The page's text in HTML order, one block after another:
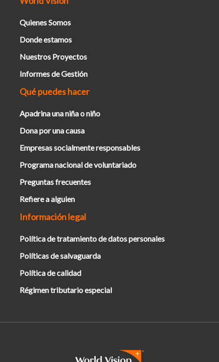
Quienes Somos
Donde estamos
Nuestros Proyectos
Informes de Gestión
Qué puedes hacer
Apadrina una niña o niño
Dona por una causa
Empresas socialmente responsables
Programa nacional de voluntariado
Preguntas frecuentes
Refiere a alguien
Información legal
Política de tratamiento de datos personales
Políticas de salvaguarda
Política de calidad
Régimen tributario especial